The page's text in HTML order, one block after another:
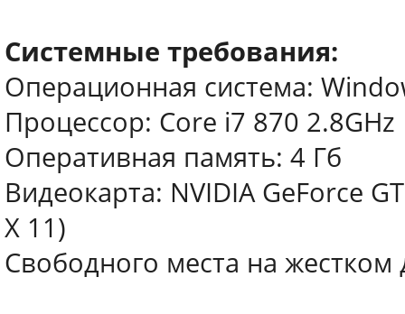
Системные требования:
Операционная система:
Процессор: Core i7 870 2.8GHz
Оперативная память: 4 Гб
Видеокарта: NVIDIA GeForce
X 11)
Свободного места на жестком